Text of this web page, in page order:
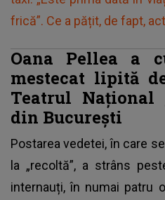
frică”. Ce a pățit, de fapt,
Oana Pellea a
mestecat lipită
Teatrul Național
din București
Postarea vedetei, în care
la „recoltă”, a strâns
internauți, în numai patru